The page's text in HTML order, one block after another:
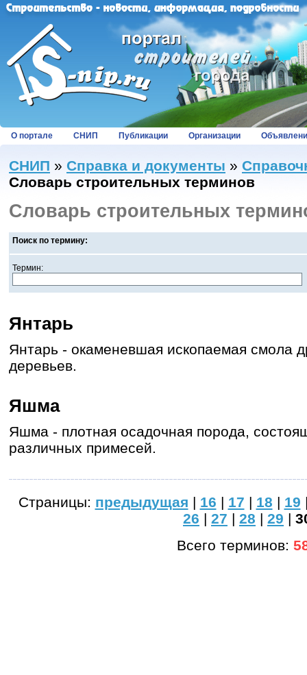
О портале СНИП Публикации Организации
СНИП » Справка и документы »
Словарь строительных терминов
Словарь строительных
Поиск по термину:
Термин:
Янтарь
Янтарь - окаменевшая ископаемая смола
деревьев.
Яшма
Яшма - плотная осадочная порода,
различных примесей.
Страницы: предыдущая | 16 | 17 | 18 | 19
26 | 27 | 28 | 29 |
Всего терминов: